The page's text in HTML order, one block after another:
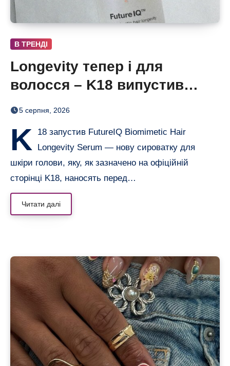
В ТРЕНДІ
Longevity тепер і для
волосся – K18 випустив
нічну сироватку FutureIQ
5 серпня, 2026
K
18 запустив FutureIQ Biomimetic Hair
Longevity Serum — нову сироватку для
шкіри голови, яку, як зазначено на офіційній
сторінці K18, наносять перед…
Читати далі